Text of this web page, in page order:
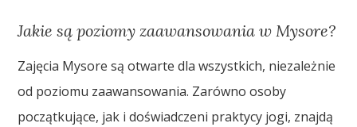
Jakie są poziomy zaawansowania w Mysore?
Zajęcia Mysore są otwarte dla wszystkich, niezależnie
od poziomu zaawansowania. Zarówno osoby
początkujące, jak i doświadczeni praktycy jogi, znajdą